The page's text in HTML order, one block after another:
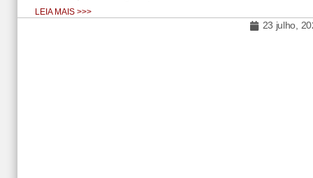
LEIA MAIS >>>
23 julho,